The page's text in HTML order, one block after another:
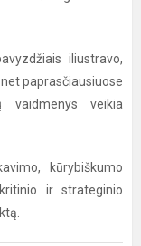
iliustravo,
paprasčiausiuose
vaidmenys veikia
kūrybiškumo
ir strateginio